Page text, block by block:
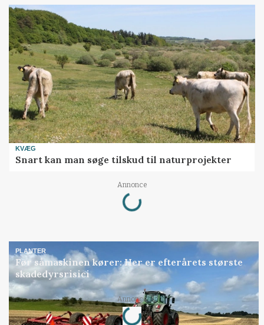
KVÆG
Snart kan man søge tilskud til naturprojekter
Annonce
Loading...
PLANTER
Før såmaskinen kører: Her er efterårets største
skadedyrsrisici
Annonce
Loading...